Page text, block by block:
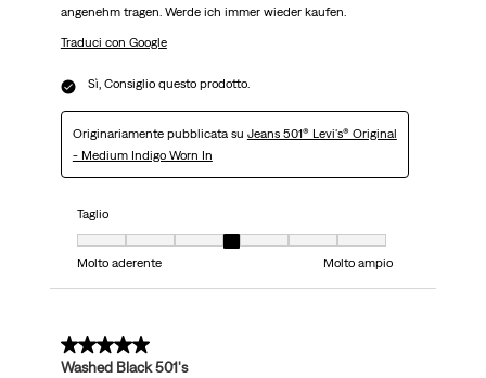
angenehm tragen. Werde ich immer wieder kaufen.
Traduci con Google
Sì, Consiglio questo prodotto.
Originariamente pubblicata su Jeans 501® Levi's® Original
- Medium Indigo Worn In
Taglio
Taglio, 4 su 7, dove 1 è uguale a Molto aderente e 7 è uguale a Molto
Molto aderente
Molto ampio
5 su 5 stelle.
Washed Black 501's